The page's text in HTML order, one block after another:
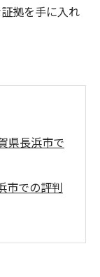
拠を手に入れ
県長浜市で
市での評判
める方法